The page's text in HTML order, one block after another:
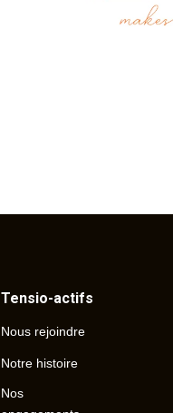
Tensio-actifs
Nous rejoindre
Notre histoire
Nos